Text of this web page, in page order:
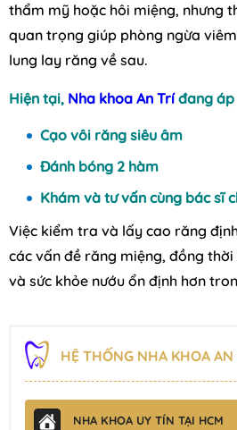
thẩm mỹ hoặc hôi miệng, nhưng
quan trọng giúp phòng ngừa
lung lay răng về sau.
Hiện tại, Nha khoa An Tríđang áp
Cạo vôi răng siêu âm
Đánh bóng 2 hàm
Khám và tư vấn cùng bác sĩ
Việc kiểm tra và lấy cao răng
các vấn đề răng miệng, đồng
và sức khỏe nướu ổn định hơn
HỆ THỐNG NHA KHOA AN
NHA KHOA UY TÍN TẠI HCM